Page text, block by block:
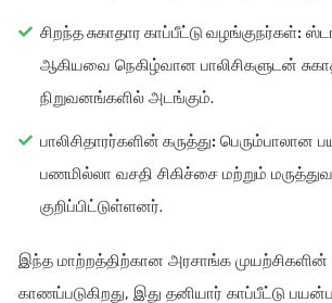
சிறந்த சுகாதார காப்பீட்டு வழங்குநர்கள்:
ஆகியவை நெகிழ்வான பாலிசிகளுடன்
நிறுவனங்களில் அடங்கும்.
பாலிசிதாரர்களின் கருத்து: பெரும்பாலான
பணமில்லா வசதி சிகிச்சை மற்றும்
குறிப்பிட்டுள்ளனர்.
இந்த மாற்றத்திற்கான அரசாங்க
காணப்படுகிறது, இது தனியார் காப்பீட்டு